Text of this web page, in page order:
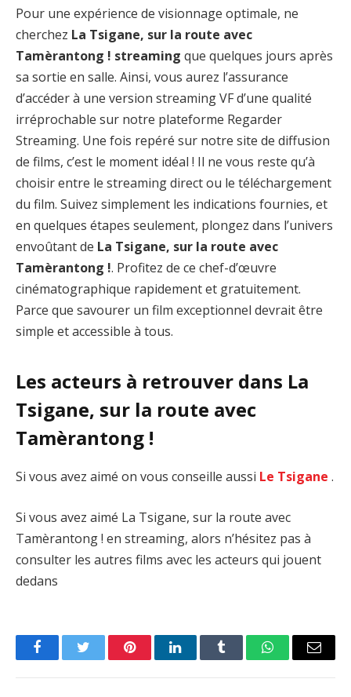
Pour une expérience de visionnage optimale, ne
cherchez La Tsigane, sur la route avec
Tamèrantong ! streaming que quelques jours après
sa sortie en salle. Ainsi, vous aurez l’assurance
d’accéder à une version streaming VF d’une qualité
irréprochable sur notre plateforme Regarder
Streaming. Une fois repéré sur notre site de diffusion
de films, c’est le moment idéal ! Il ne vous reste qu’à
choisir entre le streaming direct ou le téléchargement
du film. Suivez simplement les indications fournies, et
en quelques étapes seulement, plongez dans l’univers
envoûtant de La Tsigane, sur la route avec
Tamèrantong !. Profitez de ce chef-d’œuvre
cinématographique rapidement et gratuitement.
Parce que savourer un film exceptionnel devrait être
simple et accessible à tous.
Les acteurs à retrouver dans La
Tsigane, sur la route avec
Tamèrantong !
Si vous avez aimé on vous conseille aussi Le Tsigane .
Si vous avez aimé La Tsigane, sur la route avec
Tamèrantong ! en streaming, alors n’hésitez pas à
consulter les autres films avec les acteurs qui jouent
dedans
FacebookTwitter PinterestLinkedInTumblr WhatsAppEmail